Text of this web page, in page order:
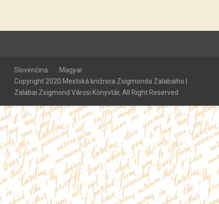
Slovenčina
Magyar
Copyright 2020 Mestská knižnica Zsigmonda Zalabaiho |
Zalabai Zsigmond Városi Könyvtár, All Right Reserved